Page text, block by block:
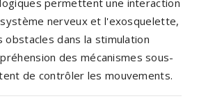
nerveux et l'exosquelette,
dans la stimulation
des mécanismes sous-
de contrôler les mouvements.